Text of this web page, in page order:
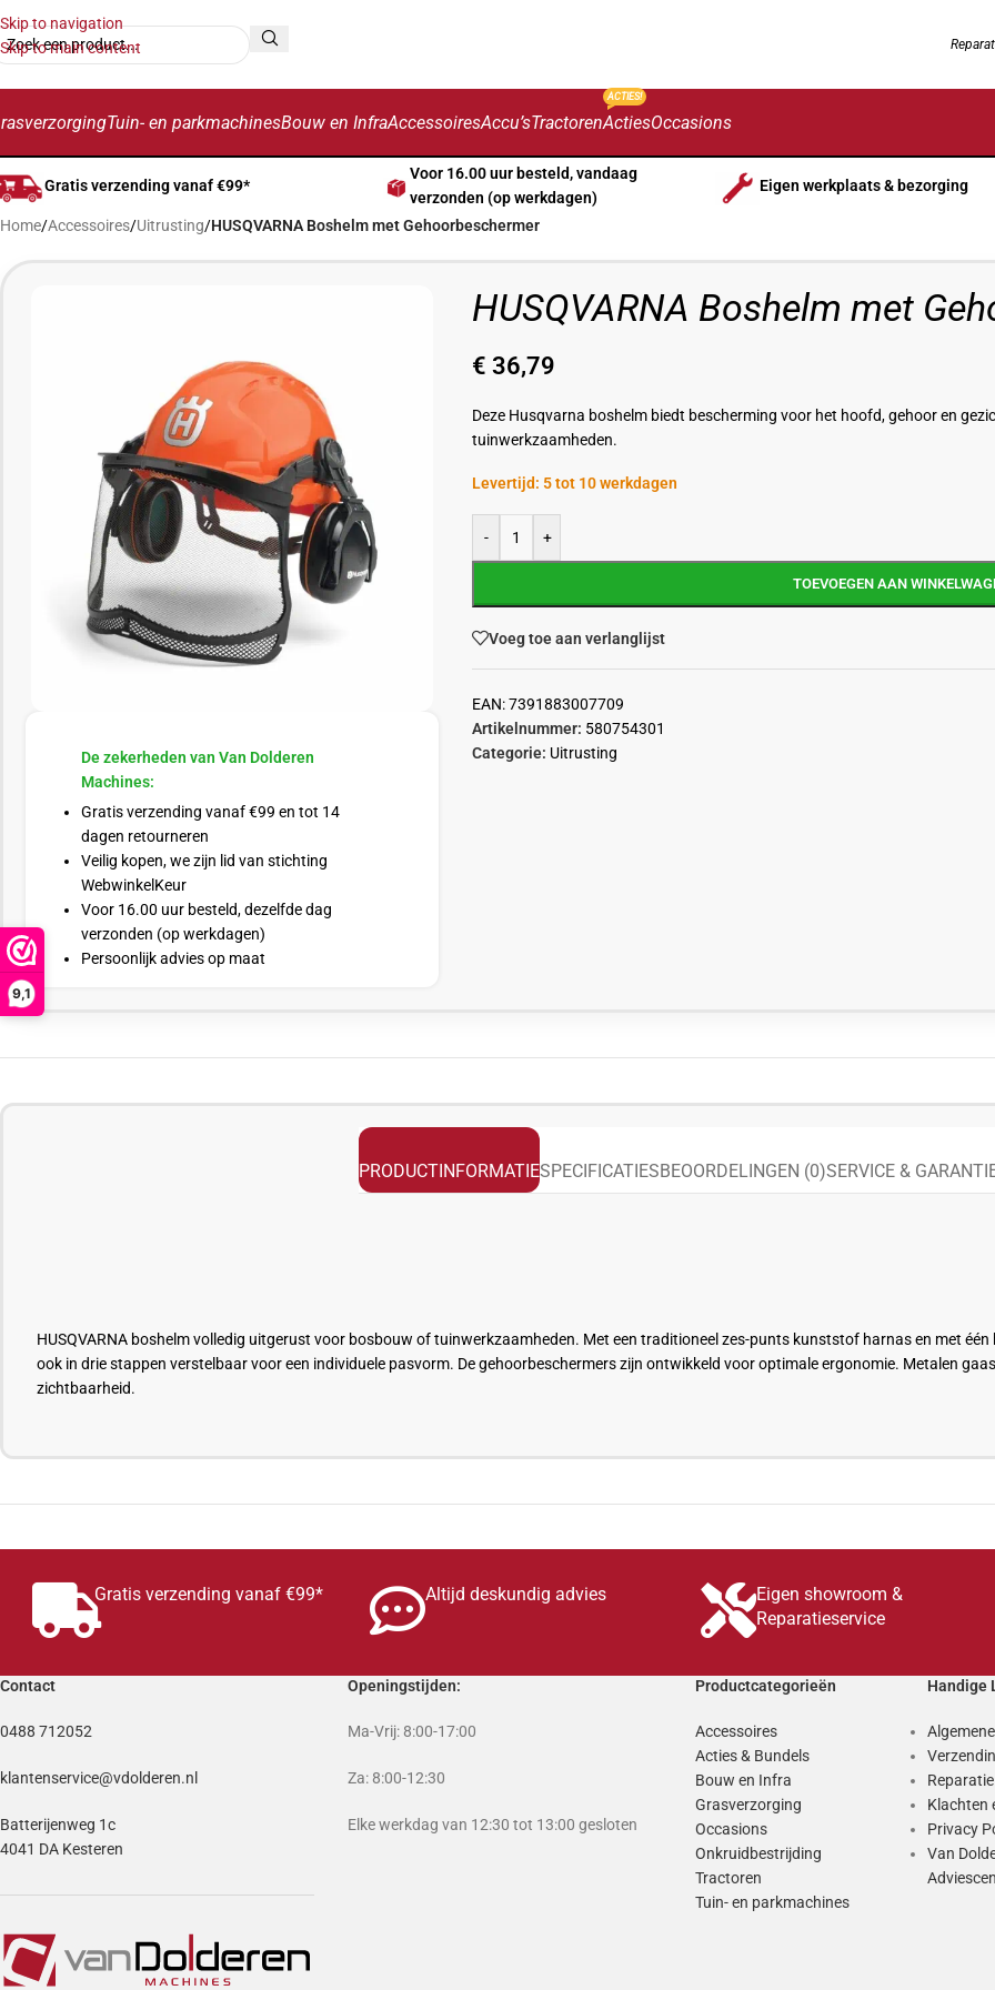
9,1
Skip to navigation
Skip to main content
Tuin- en parkmachinesBouw en InfraAccessoiresAccu’sTractorenActies
ACTIES!
Occasions
Gratis verzending vanaf €99*
Voor 16.00 uur besteld, vandaag
verzonden (op werkdagen)
Eigen werkplaats & bezorging
Home/Accessoires/Uitrusting/HUSQVARNA Boshelm met Gehoorbeschermer
De zekerheden van Van Dolderen
Machines:
Gratis verzending vanaf €99 en tot 14
dagen retourneren
Veilig kopen, we zijn lid van stichting
WebwinkelKeur
Voor 16.00 uur besteld, dezelfde dag
verzonden (op werkdagen)
Persoonlijk advies op maat
HUSQVARNA Boshelm met
€ 36,79
Deze Husqvarna boshelm biedt bescherming voor het hoofd, gehoor en
tuinwerkzaamheden.
Levertijd: 5 tot 10 werkdagen
- +
TOEVOEGEN AAN
Voeg toe aan verlanglijst
EAN:7391883007709
Artikelnummer: 580754301
Categorie: Uitrusting
PRODUCTINFORMATIESPECIFICATIESBEOORDELINGEN (0)SERVICE &
HUSQVARNA boshelm volledig uitgerust voor bosbouw of tuinwerkzaamheden. Met een traditioneel zes-punts kunststof harnas en met
ook in drie stappen verstelbaar voor een individuele pasvorm. De gehoorbeschermers zijn ontwikkeld voor optimale ergonomie. Metalen
zichtbaarheid.
Gratis verzending vanaf €99* Altijd deskundig advies
Eigen showroom &
Reparatieservice
Contact
0488 712052
klantenservice@vdolderen.nl
Batterijenweg 1c
4041 DA Kesteren
Openingstijden:
Ma-Vrij: 8:00-17:00
Za: 8:00-12:30
Elke werkdag van 12:30 tot 13:00 gesloten
Productcategorieën
Accessoires
Acties & Bundels
Bouw en Infra
Grasverzorging
Occasions
Onkruidbestrijding
Tractoren
Tuin- en parkmachines
Handige
Klachten
Privacy
Van